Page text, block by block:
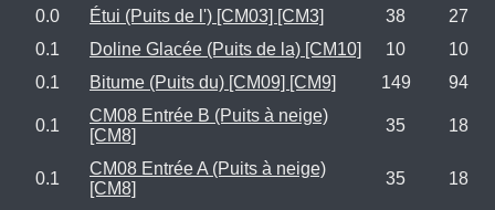
0.0
Étui (Puits de l') [CM03] [CM3] 38
27
0.1
Doline Glacée (Puits de la) [CM10] 10
10
0.1
Bitume (Puits du) [CM09] [CM9] 149 94
0.1
CM08 Entrée B (Puits à neige)
[CM8]
35 18
0.1
CM08 Entrée A (Puits à neige)
[CM8]
35 18